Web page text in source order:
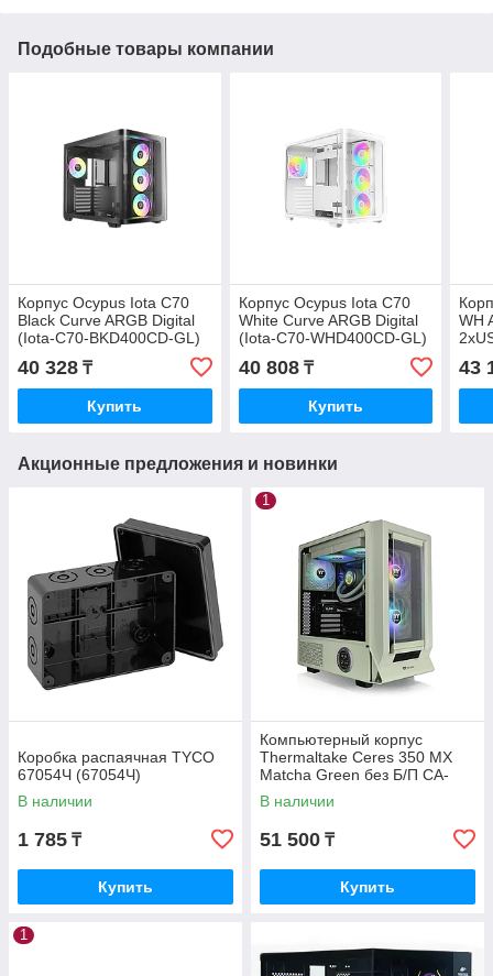
Подобные товары компании
Корпус Ocypus Iota C70
Black Curve ARGB Digital
(Iota-C70-BKD400CD-GL)
40 328 ₸
Купить
Корпус Ocypus Iota C70
White Curve ARGB Digital
(Iota-C70-WHD400CD-GL)
40 808₸
Купить
WH
43
Акционные предложения и новинки
Коробка распаячная TYCO
67054Ч (67054Ч)
В наличии
1 785 ₸
Купить
1
Компьютерный корпус
Thermaltake Ceres 350 MX
Matcha Green без Б/П CA-
1Z3-00MEWN-00
В наличии
51 500 ₸
Купить
1